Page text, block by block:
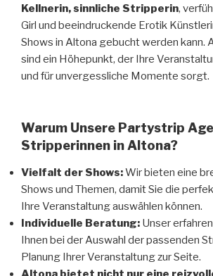
Kellnerin,sinnliche Stripperin,
Girl und beeindruckende Erotik
Shows in Altona gebucht werden kann.
sind ein Höhepunkt, der Ihre
und für unvergessliche Momente sorgt.
Warum Unsere Partystrip
Stripperinnen in Altona?
Vielfalt der Shows:Wir bieten eine
Shows und Themen, damit Sie die
Ihre Veranstaltung auswählen können.
Individuelle Beratung: Unser
Ihnen bei der Auswahl der passenden
Planung Ihrer Veranstaltung zur Seite.